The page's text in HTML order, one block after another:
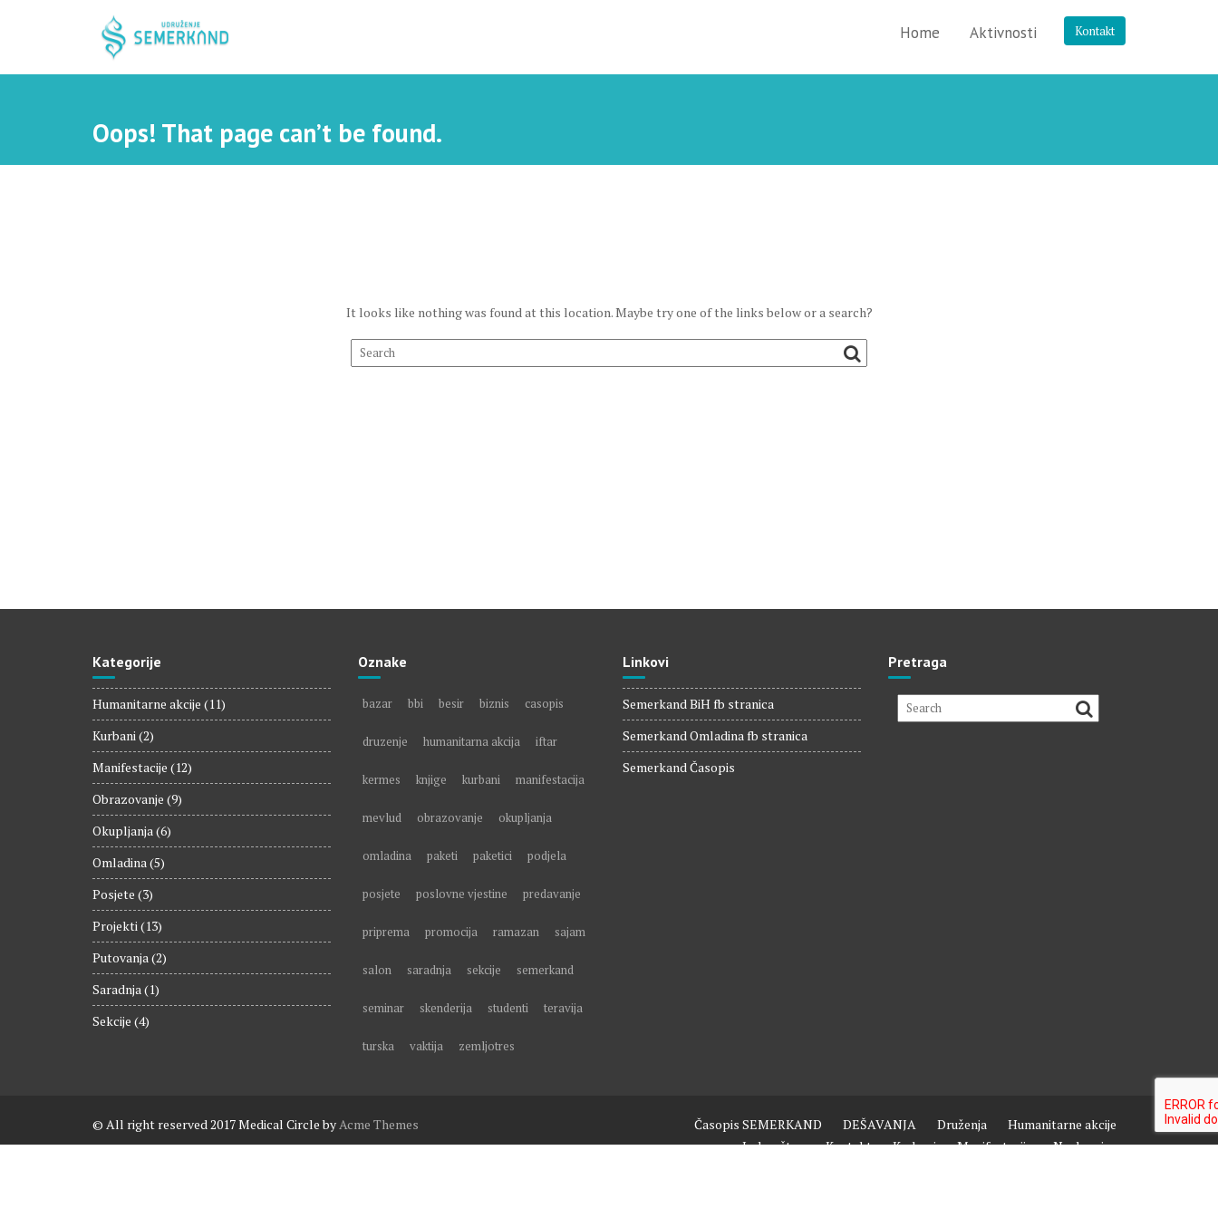
p
o
Kontakt
Home Aktivnosti
Oops! That page can’t be found.
It looks like nothing was found at this location. Maybe try one of the links below or a search?
Kategorije
Humanitarne akcije (11)
Kurbani(2)
Manifestacije (12)
Obrazovanje (9)
Okupljanja(6)
Omladina(5)
Posjete (3)
Projekti(13)
Putovanja(2)
Saradnja(1)
Sekcije (4)
Oznake
bazar bbi besir biznis casopis
druzenje humanitarna akcija iftar
kermes knjige kurbani manifestacija
mevlud obrazovanje okupljanja
omladina paketi paketici podjela
posjete poslovne vjestine predavanje
priprema promocija ramazan sajam
salon saradnja sekcije semerkand
seminar skenderija studenti teravija
turska vaktija zemljotres
Linkovi
Semerkand BiH fb stranica
Semerkand Omladina fb stranica
Semerkand Časopis
Pretraga
© All right reserved 2017Medical Circle byAcme Themes Časopis SEMERKAND DEŠAVANJA Druženja
Humanitarne akcije
Izdavaštvo
Kontakt Kurbani Manifestacije
Naslovnica